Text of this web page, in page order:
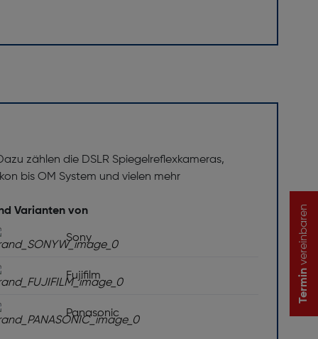
zählen die DSLR Spiegelreflexkameras,
bis OM System und vielen mehr
Varianten von
Sony
Fujifilm
Panasonic
Termin
vereinbaren